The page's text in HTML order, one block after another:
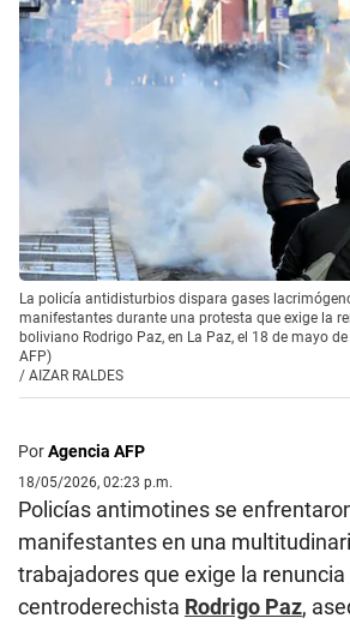
La policía antidisturbios dispara gases
manifestantes durante una protesta que exige la
boliviano Rodrigo Paz, en La Paz, el 18 de mayo
AFP)
/ AIZAR RALDES
PorAgencia AFP
18/05/2026, 02:23 p.m.
Policías antimotines se
manifestantes en una
trabajadores que exige la
centroderechista Rodrigo Paz,